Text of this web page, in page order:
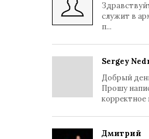
служит в
п...
Sergey
Добрый
Прошу
корректное
Дмитрий